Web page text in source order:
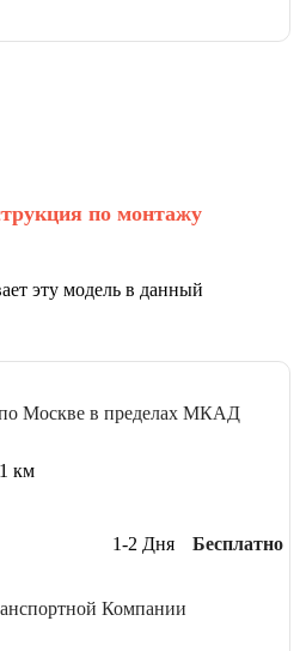
по монтажу
эту модель в данный
Москве в пределах МКАД
км
1-2 Дня Бесплатно
Компании